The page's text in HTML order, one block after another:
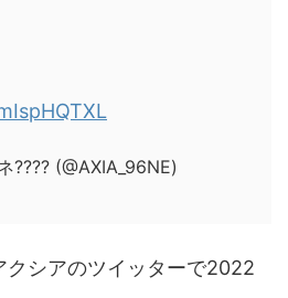
(@AXIA_96NE)
クシアのツイッターで2022